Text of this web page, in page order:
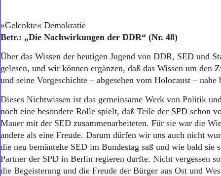
»Gelenkte« Demokratie
Betr.: „Die Nachwirkungen der DDR“ (Nr. 48)
Über das Wissen der heutigen Jugend von DDR, SED und
gelesen, und wir können ergänzen, daß das Wissen um den
und seine Vorgeschichte – abgesehen vom Holocaust –
Dieses Nichtwissen ist das gemeinsame Werk von Politik
noch eine besondere Rolle spielt, daß Teile der SPD schon
Mauer mit der SED zusammenarbeiteten. Für sie war die
andere als eine Freude. Darum dürfen wir uns auch nicht
die neu bemäntelte SED im Bundestag saß und wie bald sie
Partner der SPD in Berlin regieren durfte. Nicht vergessen
die Begeisterung und die Freude der Bürger aus Ost und